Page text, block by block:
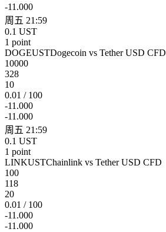
-11.000
周五 21:59
0.1 UST
1 point
DOGEUSTDogecoin vs Tether USD CFD
10000
328
10
0.01 / 100
-11.000
-11.000
周五 21:59
0.1 UST
1 point
LINKUSTChainlink vs Tether USD CFD
100
118
20
0.01 / 100
-11.000
-11.000